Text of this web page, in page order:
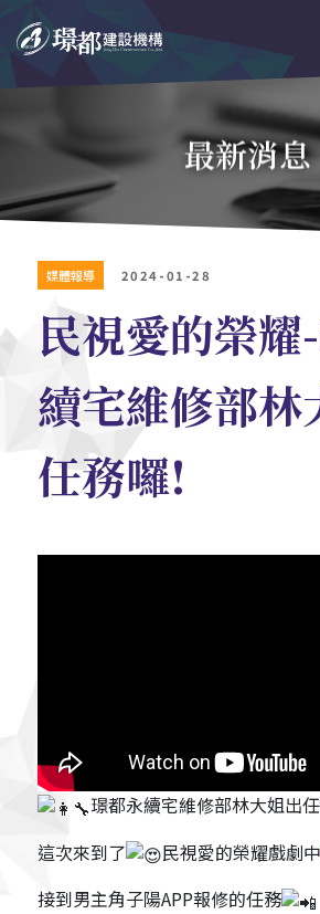
最新消息
媒體報導 2024-01-28
民視愛的榮耀
續宅維修部林
任務囉!
璟都永續宅維修部林大姐出
這次來到了
民視愛的榮耀戲劇中
接到男主角子陽APP報修的任務